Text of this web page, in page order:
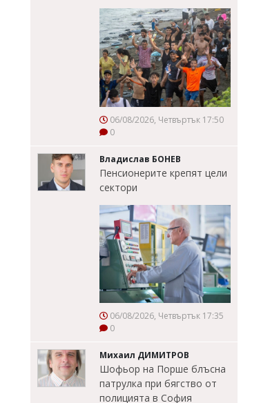
06/08/2026, Четвъртък 17:50
0
Владислав БОНЕВ
Пенсионерите крепят цели
сектори
06/08/2026, Четвъртък 17:35
0
Михаил ДИМИТРОВ
Шофьор на Порше блъсна
патрулка при бягство от
полицията в София